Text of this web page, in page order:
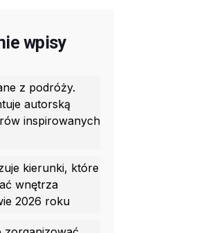
wpisy
z podróży.
autorską
inspirowanych
kierunki, które
wnętrza
2026 roku